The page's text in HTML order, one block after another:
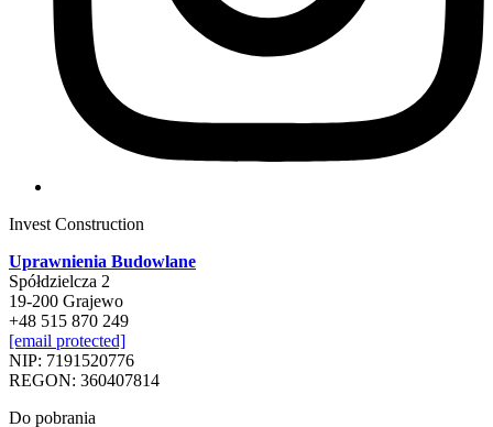
Invest Construction
Uprawnienia Budowlane
Spółdzielcza 2
19-200 Grajewo
+48 515 870 249
[email protected]
NIP: 7191520776
REGON: 360407814
Do pobrania